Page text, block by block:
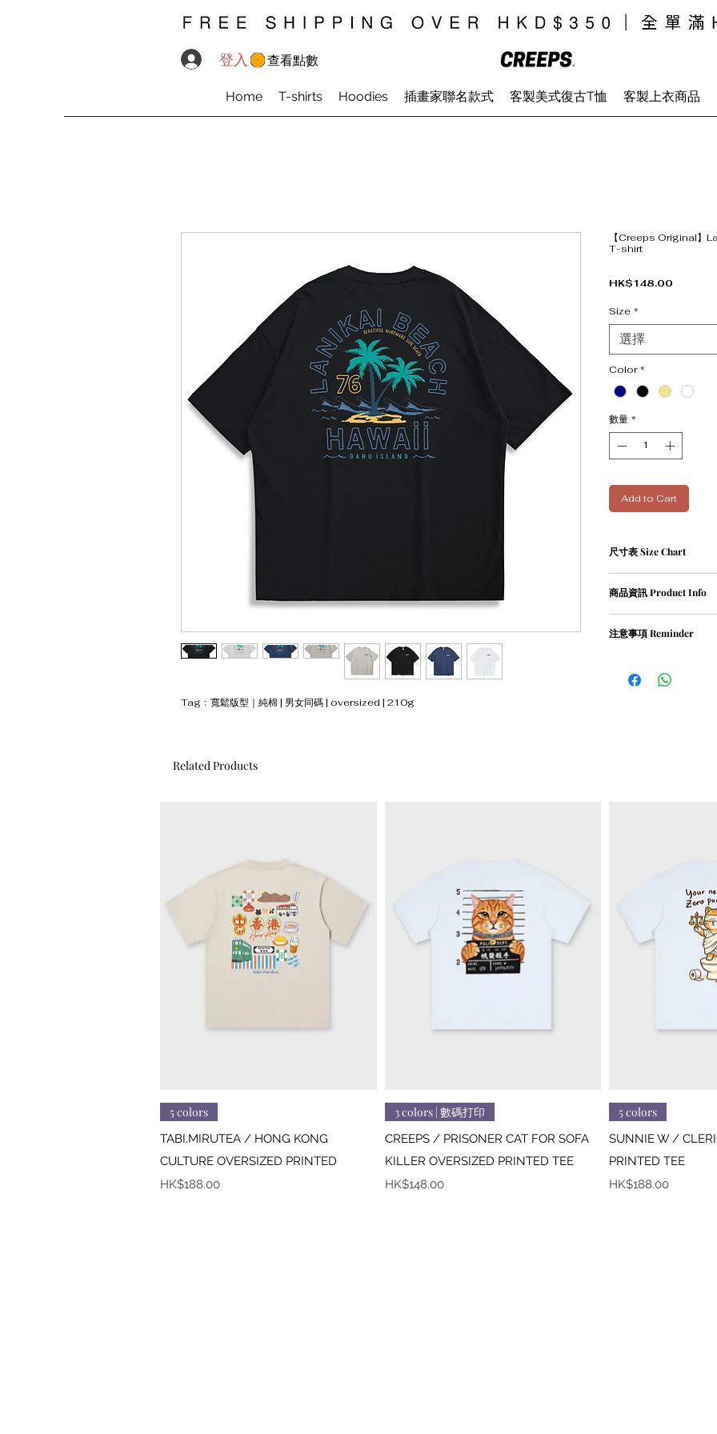
登入 查看點數
Home T-shirts Hoodies 插畫家聯名款式 客製美式復古T恤 客製上衣商品
Tag﹕寬鬆版型｜純棉 | 男女同碼 | oversized | 210g
【Creeps Original
T-shirt
HK$148.00
Size *
選擇
Color *
數量 *
Add to Cart
尺寸表 Size Chart
XS碼﹕衣長 68 cm | 胸寬
L碼﹕衣長 76 cm | 胸寬
商品資訊 Product Info
② oversized
注意事項 Reminder
② 請勿乾衣, 否則會造成
Related Products
5 colors
TABI.MIRUTEA / HONG KONG
CULTURE OVERSIZED PRINTED
價格
HK$188.00
快速瀏覽
3 colors | 數碼打印
CREEPS / PRISONER CAT FOR SOFA
KILLER OVERSIZED PRINTED TEE
價格
HK$148.00
5 colors
SUNNIE W /
PRINTED TEE
價格
HK$188.00